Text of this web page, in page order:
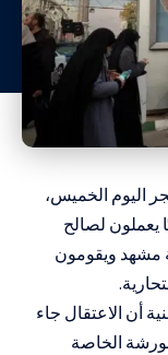
اليوم الخميس،
18 عميلاً أجنبيًا يعملون لصالح
مشهد ويقومون
أن الاعتقال جاء
الخاصة